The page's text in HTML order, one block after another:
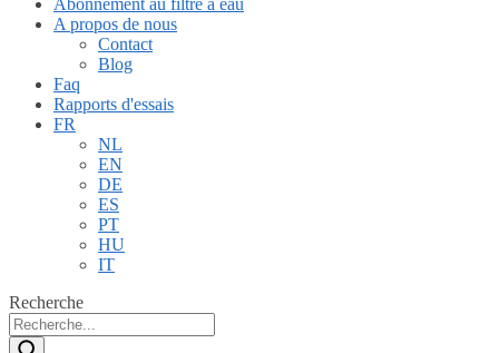
Abonnement au filtre à eau
A propos de nous
Contact
Blog
Faq
Rapports d'essais
FR
NL
EN
DE
ES
PT
HU
IT
Recherche